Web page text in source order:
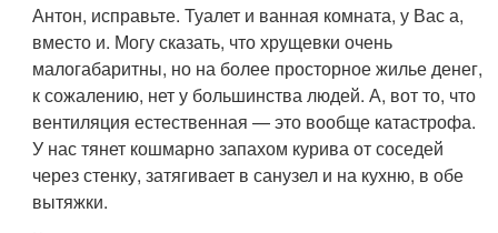
Антон, исправьте. Туалет и ванная комната, у Вас а,
вместо и. Могу сказать, что хрущевки очень
малогабаритны, но на более просторное жилье денег,
к сожалению, нет у большинства людей. А, вот то, что
вентиляция естественная — это вообще катастрофа.
У нас тянет кошмарно запахом курива от соседей
через стенку, затягивает в санузел и на кухню, в обе
вытяжки.